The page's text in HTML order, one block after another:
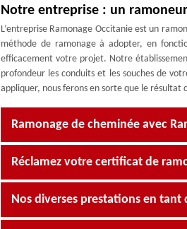
Notre entreprise : un
L’entreprise Ramonage Occitanie est un
méthode de ramonage à adopter, en
efficacement votre projet. Notre
profondeur les conduits et les souches de
appliquer, nous ferons en sorte que le résultat
Ramonage de cheminée avec
Réclamez votre certificat de
Nos diverses prestations en